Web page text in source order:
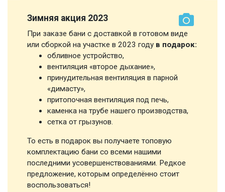
Зимняя акция 2023
При заказе бани с доставкой в готовом виде
или сборкой на участке в 2023 году в подарок:
обливное устройство,
вентиляция «второе дыхание»,
принудительная вентиляция в парной
«димасту»,
притопочная вентиляция под печь,
каменка на трубе нашего производства,
сетка от грызунов.
То есть в подарок вы получаете топовую
комплектацию бани со всеми нашими
последними усовершенствованиями. Редкое
предложение, которым определённо стоит
воспользоваться!